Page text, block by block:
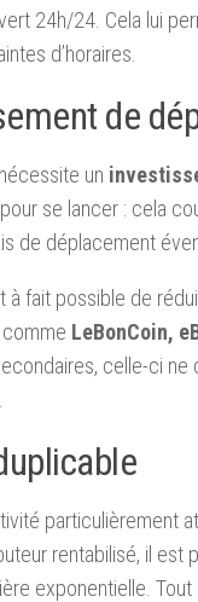
24h/24. Cela lui
d’horaires.
de
un
pour se lancer : cela
de déplacement
à fait possible de
LeBonCoin,
celle-ci
particulièrement
rentabilisé, il est
exponentielle.